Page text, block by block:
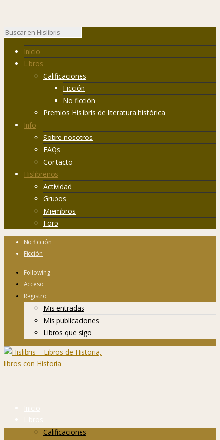
Inicio
Libros
Calificaciones
Ficción
No ficción
Premios Hislibris de literatura histórica
Info
Sobre nosotros
FAQs
Contacto
Hislibreños
Actividad
Grupos
Miembros
Foro
No ficción
Ficción
Following
Acceso
Registro
Mis entradas
Mis publicaciones
Libros que sigo
Inicio
Libros
Calificaciones